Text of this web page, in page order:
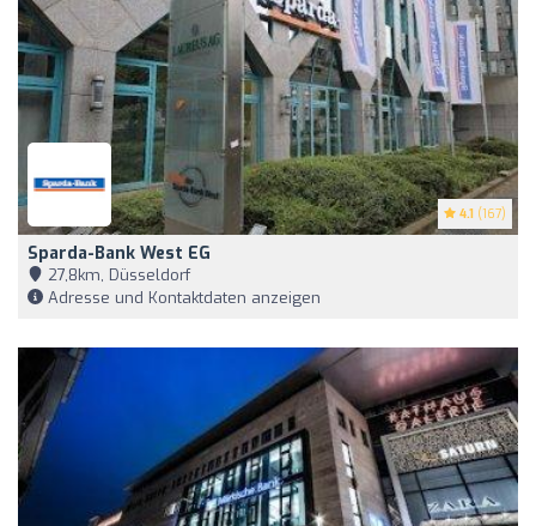
4.1 (167)
Sparda-Bank West EG
27,8km, Düsseldorf
Adresse und Kontaktdaten anzeigen